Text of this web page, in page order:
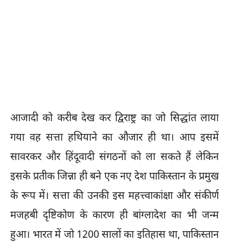
आजादी को करीब देख कर द्विराष्ट्र का जो सिद्धांत लाया
गया वह सत्ता हथियाने का औजार ही था। आप इसमें
सावरकर और हिंदूवादी संगठनों को ला सकते हैं लेकिन
इसके प्रतीक जिन्ना ही बने एक नए देश पाकिस्तान के प्रमुख
के रूप में। सत्ता की उनकी इस महत्त्वाकांक्षा और संकीर्ण
मजहबी दृष्टिकोण के कारण ही बांग्लादेश का भी जन्म
हुआ। भारत में जो 1200 सालों का इतिहास था, पाकिस्तान